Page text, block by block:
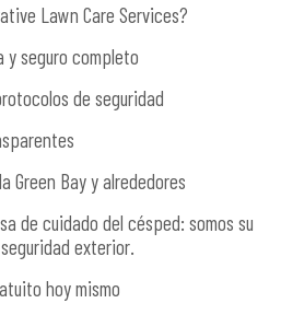
Lawn Care Services?
y seguro completo
de seguridad
Green Bay y alrededores
de cuidado del césped: somos su
exterior.
hoy mismo